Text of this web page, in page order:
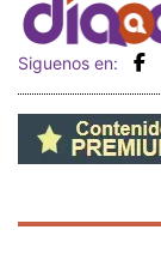
Siguenos en: